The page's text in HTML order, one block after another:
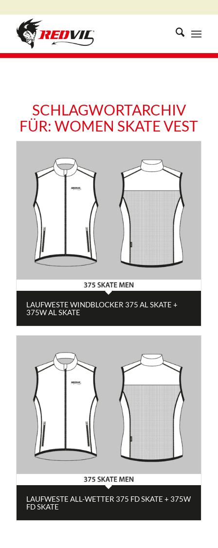
SCHLAGWORTARCHIV
FÜR:WOMEN SKATE VEST
LAUFWESTE WINDBLOCKER 375 AL SKATE +
375W AL SKATE
LAUFWESTE ALL-WETTER 375 FD SKATE + 375W
FD SKATE